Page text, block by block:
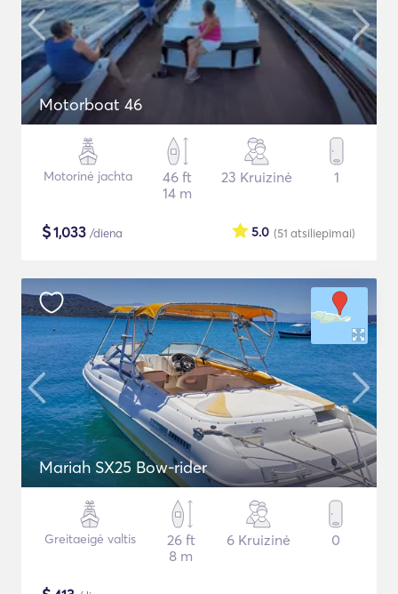
Motorboat 46
Motorinė jachta
46 ft
14 m
23 Kruizinė 1
$1,033 /diena (51 atsiliepimai)
5.0
Mariah SX25 Bow-rider
Greitaeigė valtis
26 ft
8 m
6 Kruizinė 0